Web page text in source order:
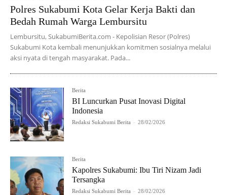
Polres Sukabumi Kota Gelar Kerja Bakti dan
Bedah Rumah Warga Lembursitu
Lembursitu, SukabumiBerita.com - Kepolisian Resor (Polres)
Sukabumi Kota kembali menunjukkan komitmen sosialnya melalui
aksi nyata di tengah masyarakat. Pada...
Berita
BI Luncurkan Pusat Inovasi Digital
Indonesia
Redaksi Sukabumi Berita - 28/02/2026
Berita
Kapolres Sukabumi: Ibu Tiri Nizam Jadi
Tersangka
Redaksi Sukabumi Berita - 28/02/2026